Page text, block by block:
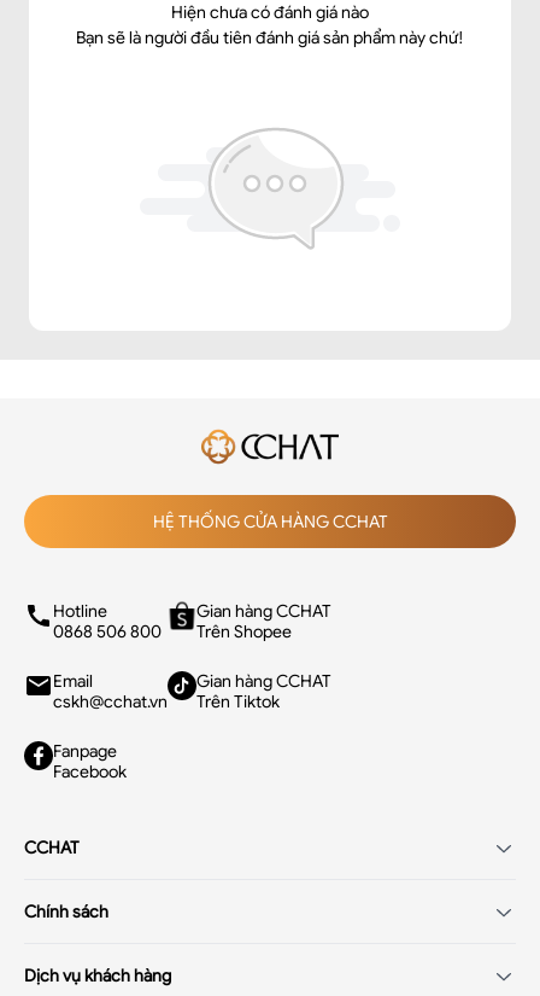
Hiện chưa có đánh giá nào
Bạn sẽ là người đầu tiên đánh giá sản phẩm này chứ!
HỆ THỐNG CỬA HÀNG CCHAT
Hotline
0868 506 800
Email
cskh@cchat.vn
Fanpage
Facebook
Gian hàng CCHAT
Trên Shopee
Gian hàng CCHAT
Trên Tiktok
CCHAT
Hệ thống cửa hàng
Chính sách
Dịch vụ khách hàng